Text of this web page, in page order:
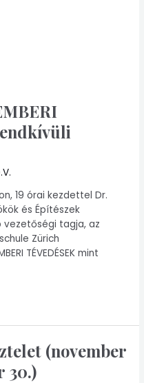
19 órai kezdettel Dr.
és Építészek
vezetőségi tagja, az
Zürich
TÉVEDÉSEK mint
(november
30.)